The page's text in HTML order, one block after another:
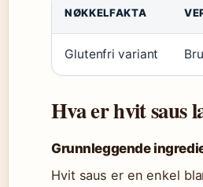
NØKKELFAKTA
Glutenfri variant
Hva er hvit saus
Grunnleggende
Hvit saus er en enkel